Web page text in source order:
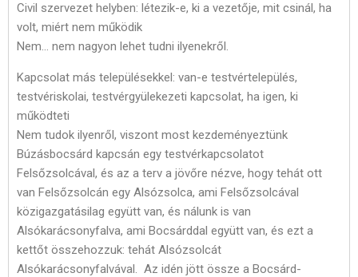
Civil szervezet helyben: létezik-e, ki a vezetője, mit csinál, ha
volt, miért nem működik
Nem… nem nagyon lehet tudni ilyenekről.
Kapcsolat más településekkel: van-e testvértelepülés,
testvériskolai, testvérgyülekezeti kapcsolat, ha igen, ki
működteti
Nem tudok ilyenről, viszont most kezdeményeztünk
Búzásbocsárd kapcsán egy testvérkapcsolatot
Felsőzsolcával, és az a terv a jövőre nézve, hogy tehát ott
van Felsőzsolcán egy Alsózsolca, ami Felsőzsolcával
közigazgatásilag együtt van, és nálunk is van
Alsókarácsonyfalva, ami Bocsárddal együtt van, és ezt a
kettőt összehozzuk: tehát Alsózsolcát
Alsókarácsonyfalvával. Az idén jött össze a Bocsárd-